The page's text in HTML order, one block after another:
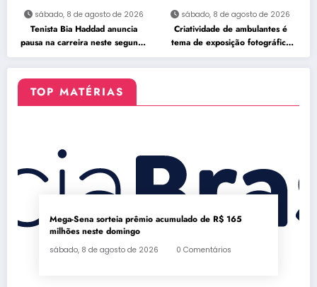
sábado, 8 de agosto de 2026
Tenista Bia Haddad anuncia
pausa na carreira neste segundo
semestre
sábado, 8 de agosto de 2026
Criatividade de ambulantes é
tema de exposição fotográfica
no Rio
TOP MATÉRIAS
Mega-Sena sorteia prêmio acumulado de R$ 165
milhões neste domingo
sábado, 8 de agosto de 2026 0 Comentários